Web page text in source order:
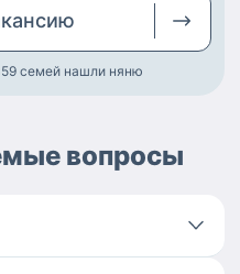
семей нашли няню
вопросы